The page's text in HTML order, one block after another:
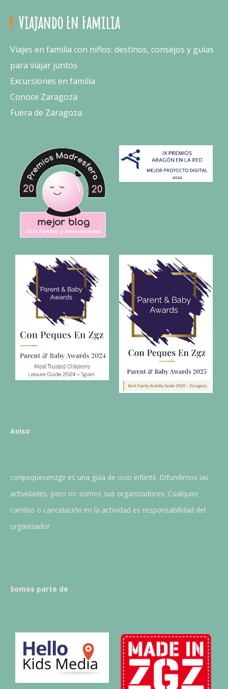
Viajando En Familia
Viajes en familia con niños: destinos, consejos y guías
para viajar juntos
Excursiones en familia
Conoce Zaragoza
Fuera de Zaragoza
Aviso
conpequesenzgz es una guía de ocio infantil. Difundimos las
actividades, pero no somos sus organizadores. Cualquier
cambio o cancelación en la actividad es responsabilidad del
organizador.
Somos parte de